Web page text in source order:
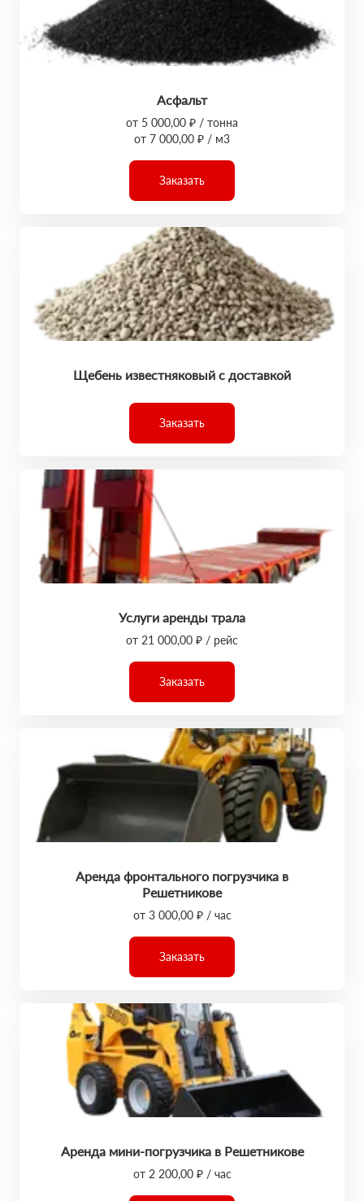
Асфальт
от 5 000,00 ₽ / тонна
от 7 000,00 ₽ / м3
Заказать
Щебень известняковый с доставкой
Заказать
Услуги аренды трала
от 21 000,00 ₽ / рейс
Заказать
Аренда фронтального погрузчика в
Решетникове
от 3 000,00 ₽ / час
Заказать
Аренда мини-погрузчика в Решетникове
от 2 200,00 ₽ / час